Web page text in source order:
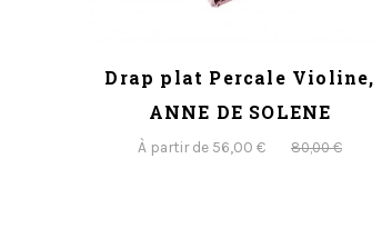
Drap plat Percale Violine,
ANNE DE SOLENE
À partir de 56,00 € 80,00 €